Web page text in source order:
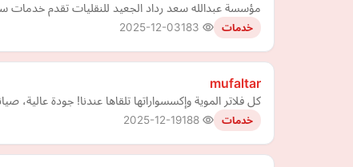
مؤسسة عبدالله سعد رداد الجعيد للنقليات تقدم خدمات
خدمات 2025-12-03
mufaltar
كل فلاتر الموية وإكسسواراتها تلقاها عندنا! جودة
خدمات 2025-12-19